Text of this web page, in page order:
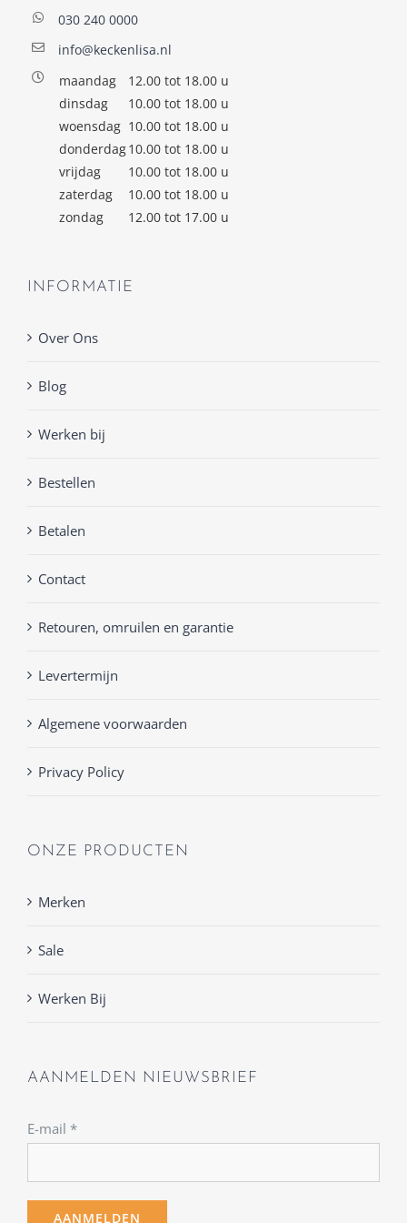
030 240 0000
info@keckenlisa.nl
maandag
12.00 tot 18.00 u
dinsdag
10.00 tot 18.00 u
woensdag 10.00 tot 18.00 u
donderdag10.00 tot 18.00 u
vrijdag
10.00 tot 18.00 u
zaterdag
10.00 tot 18.00 u
zondag
12.00 tot 17.00 u
INFORMATIE
Over Ons
Blog
Werken bij
Bestellen
Betalen
Contact
Retouren, omruilen en garantie
Levertermijn
Algemene voorwaarden
Privacy Policy
ONZE PRODUCTEN
Merken
Sale
Werken Bij
AANMELDEN NIEUWSBRIEF
E-mail *